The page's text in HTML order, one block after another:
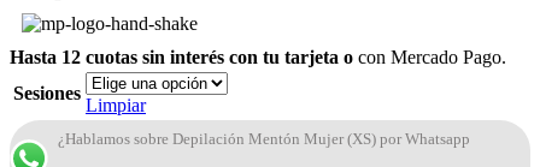
Hasta 12 cuotas sin interés con tu tarjeta o con Mercado Pago.
Sesiones
Limpiar
¿Hablamos sobre Depilación Mentón Mujer (XS) por Whatsapp